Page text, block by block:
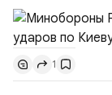
прилегающего
дальнобойных
«Транс-
1